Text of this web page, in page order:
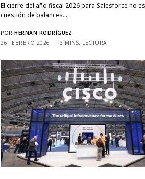
El cierre del año fiscal 2026 para Salesforce no
cuestión de balances…
POR HERNÁN RODRÍGUEZ
26 FEBRERO 2026
3 MINS. LECTURA